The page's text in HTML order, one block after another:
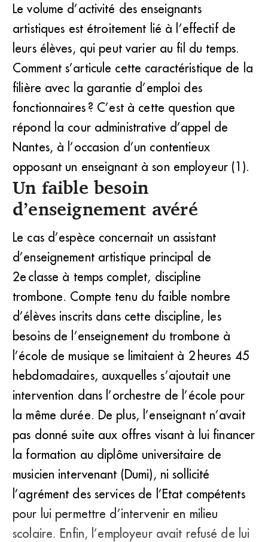
Une nouvelle fiche de poste prévoyait la
«&#8201;possibilité de donner des cours de trombone
sous réserve d’inscriptions supplémentaires d’élèves à la
rentrée scolaire.&#8201;» (DR)
Le volume d’activité des enseignants
artistiques est étroitement lié à l’effectif de
leurs élèves, qui peut varier au fil du temps.
Comment s’articule cette caractéristique de la
filière avec la garantie d’emploi des
fonctionnaires ? C’est à cette question que
répond la cour administrative d’appel de
Nantes, à l’occasion d’un contentieux
opposant un enseignant à son employeur (1).
Un faible besoin
d’enseignement avéré
Le cas d’espèce concernait un assistant
d’enseignement artistique principal de
2e classe à temps complet, discipline
trombone. Compte tenu du faible nombre
d’élèves inscrits dans cette discipline, les
besoins de l’enseignement du trombone à
l’école de musique se limitaient à 2 heures 45
hebdomadaires, auxquelles s’ajoutait une
intervention dans l’orchestre de l’école pour
la même durée. De plus, l’enseignant n’avait
pas donné suite aux offres visant à lui financer
la formation au diplôme universitaire de
musicien intervenant (Dumi), ni sollicité
l’agrément des services de l’Etat compétents
pour lui permettre d’intervenir en milieu
scolaire. Enfin, l’employeur avait refusé de lui